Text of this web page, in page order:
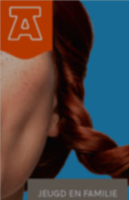
JEUGD EN FAMILIE